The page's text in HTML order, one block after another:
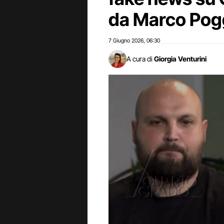
da Marco
7 Giugno 2026 06:30
A cura di Giorgia Venturini